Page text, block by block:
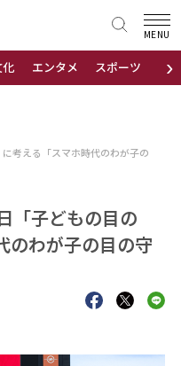
›
エンタメ スポーツ 地域
MENU
考える「スマホ時代のわが子の
「子どもの目の
のわが子の目の守